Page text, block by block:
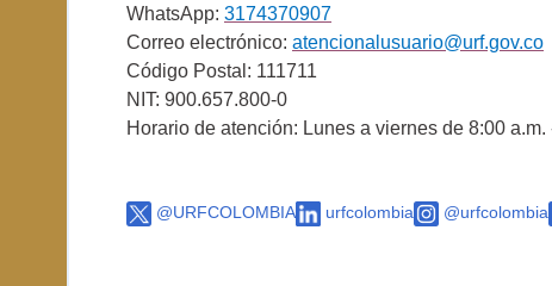
WhatsApp: 3174370907
Correo electrónico: atencionalusuario@urf.gov.co
Código Postal: 111711
NIT: 900.657.800-0
Horario de atención: Lunes a viernes de 8:00
@URFCOLOMBIA urfcolombia @urfcolombia